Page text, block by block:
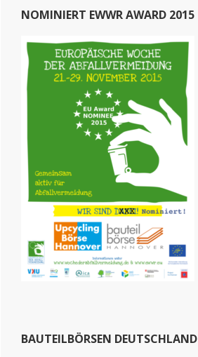
NOMINIERT EWWR AWARD 2015
BAUTEILBÖRSEN DEUTSCHLAND